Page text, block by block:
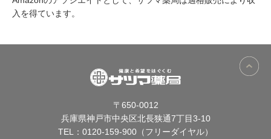
入を得ています。
〒650-0012
兵庫県神戸市中央区北長狭通7丁目3-10
TEL： 0120-159-900（フリーダイヤル）